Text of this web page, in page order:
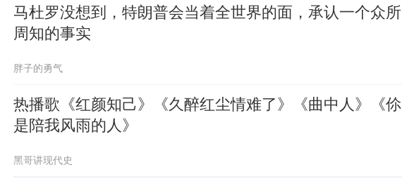
马杜罗没想到，特朗普会当着全世界的面，承认一个众所
周知的事实
胖子的勇气
热播歌《红颜知己》《久醉红尘情难了》《曲中人》《伱
是陪我风雨的人》
黑哥讲现代史